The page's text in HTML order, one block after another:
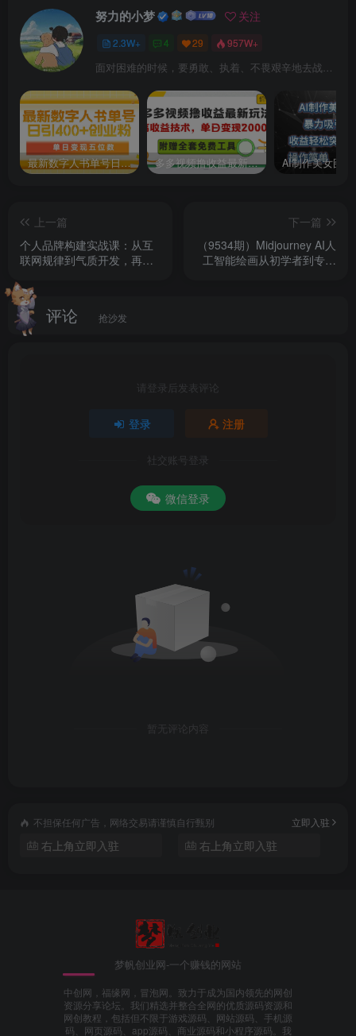
努力的小梦 关注
2.3W+ 4 29 957W+
面对困难的时候，要勇敢、执着、不畏艰辛地去战胜它
最新数字人书单号日400+创业粉，单日变现五位数，市面卖5980附软件和详… 多多视频撸收益最新玩法，高收益技术，单日变现2000+，附赠全套技术资料
上一篇
个人品牌构建实战课：从互
联网规律到气质开发，再到
下一篇
（9534期）Midjourney AI人
工智能绘画从初学者到专家
评论 抢沙发
请登录后发表评论
登录 注册
社交账号登录
微信登录
暂无评论内容
不担保任何广告，网络交易请谨慎自行甄别 立即入驻
右上角立即入驻 右上角立即入驻
梦帆创业网-一个赚钱的网站
中创网，福缘网，冒泡网。致力于成为国内领先的网创
资源分享论坛。我们精选并整合全网的优质源码资源和
网创教程，包括但不限于游戏源码、网站源码、手机源
码、网页源码、app源码、商业源码和小程序源码。我